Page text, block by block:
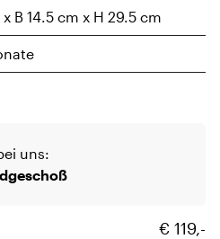
x B 14.5 cm x H 29.5 cm
uns:
€ 119,-